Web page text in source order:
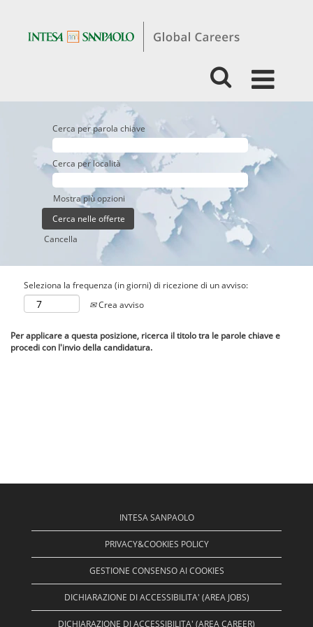
Cerca per parola chiave
Cerca per località
Mostra più opzioni
Cancella
Seleziona la frequenza (in giorni) di ricezione di un avviso:
Crea avviso
Per applicare a questa posizione, ricerca il titolo tra le parole chiave e
procedi con l'invio della candidatura.
INTESA SANPAOLO
PRIVACY&COOKIES POLICY
GESTIONE CONSENSO AI COOKIES
DICHIARAZIONE DI ACCESSIBILITA' (AREA JOBS)
DICHIARAZIONE DI ACCESSIBILITA' (AREA CAREER)